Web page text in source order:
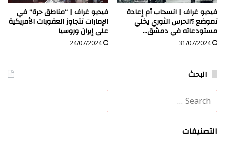
فيديو غراف | انسحاب أم إعادة
تموضع ؟الحرس الثوري يخلي
مستودعاته في دمشق…
31/07/2024
فيديو غراف | “مناطق حرة” في
الإمارات تتجاوز العقوبات الأمريكية
على إيران وروسيا
24/07/2024
البحث
التصنيفات